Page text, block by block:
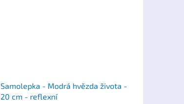
Samolepka - Modrá hvězda života -
20 cm - reflexní